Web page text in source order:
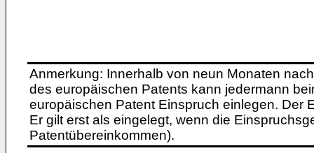
Anmerkung: Innerhalb von neun Monaten
des europäischen Patents kann jedermann
europäischen Patent Einspruch einlegen. Der
Er gilt erst als eingelegt, wenn die
Patentübereinkommen).